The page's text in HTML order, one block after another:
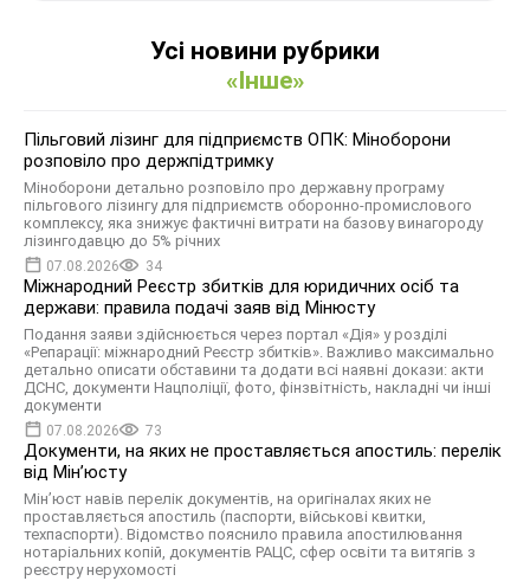
Усі новини рубрики
«Інше»
Пільговий лізинг для підприємств ОПК: Міноборони
розповіло про держпідтримку
Міноборони детально розповіло про державну програму
пільгового лізингу для підприємств оборонно-промислового
комплексу, яка знижує фактичні витрати на базову винагороду
лізингодавцю до 5% річних
07.08.2026 34
Міжнародний Реєстр збитків для юридичних осіб та
держави: правила подачі заяв від Мінюсту
Подання заяви здійснюється через портал «Дія» у розділі
«Репарації: міжнародний Реєстр збитків». Важливо максимально
детально описати обставини та додати всі наявні докази: акти
ДСНС, документи Нацполіції, фото, фінзвітність, накладні чи інші
документи
07.08.2026 73
Документи, на яких не проставляється апостиль: перелік
від Мін’юсту
Мін’юст навів перелік документів, на оригіналах яких не
проставляється апостиль (паспорти, військові квитки,
техпаспорти). Відомство пояснило правила апостилювання
нотаріальних копій, документів РАЦС, сфер освіти та витягів з
реєстру нерухомості